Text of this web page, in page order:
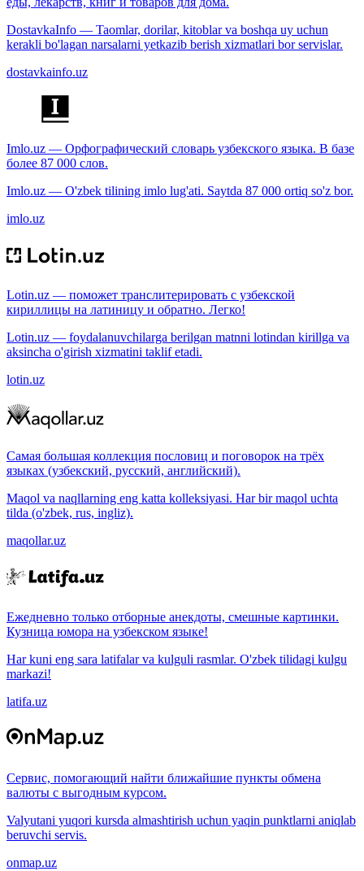
DostavkaInfo — Taomlar, dorilar, kitoblar va boshqa uy uchun
kerakli bo'lagan narsalarni yetkazib berish xizmatlari bor servislar.
dostavkainfo.uz
Imlo.uz — Орфографический словарь узбекского языка. В базе
более 87 000 слов.
Imlo.uz — O'zbek tilining imlo lug'ati. Saytda 87 000 ortiq so'z bor.
imlo.uz
Lotin.uz — поможет транслитерировать с узбекской
кириллицы на латиницу и обратно. Легко!
Lotin.uz — foydalanuvchilarga berilgan matnni lotindan kirillga va
aksincha o'girish xizmatini taklif etadi.
lotin.uz
Самая большая коллекция пословиц и поговорок на трёх
языках (узбекский, русский, английский).
Maqol va naqllarning eng katta kolleksiyasi. Har bir maqol uchta
tilda (o'zbek, rus, ingliz).
maqollar.uz
Ежедневно только отборные анекдоты, смешные картинки.
Кузница юмора на узбекском языке!
Har kuni eng sara latifalar va kulguli rasmlar. O'zbek tilidagi kulgu
markazi!
latifa.uz
Сервис, помогающий найти ближайшие пункты обмена
валюты с выгодным курсом.
Valyutani yuqori kursda almashtirish uchun yaqin punktlarni aniqlab
beruvchi servis.
onmap.uz